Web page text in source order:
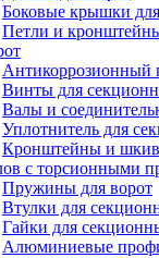
Боковые крышки
Петли и
Антикоррозионный
Винты для
Валы и
Уплотнитель для
Кронштейны и
с торсионными
Пружины для ворот
Втулки для
Гайки для
Алюминиевые